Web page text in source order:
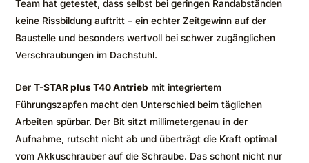
Team hat getestet, dass selbst bei geringen Randabständen
keine Rissbildung auftritt – ein echter Zeitgewinn auf der
Baustelle und besonders wertvoll bei schwer zugänglichen
Verschraubungen im Dachstuhl.
Der T-STAR plus T40 Antrieb mit integriertem
Führungszapfen macht den Unterschied beim täglichen
Arbeiten spürbar. Der Bit sitzt millimetergenau in der
Aufnahme, rutscht nicht ab und überträgt die Kraft optimal
vom Akkuschrauber auf die Schraube. Das schont nicht nur